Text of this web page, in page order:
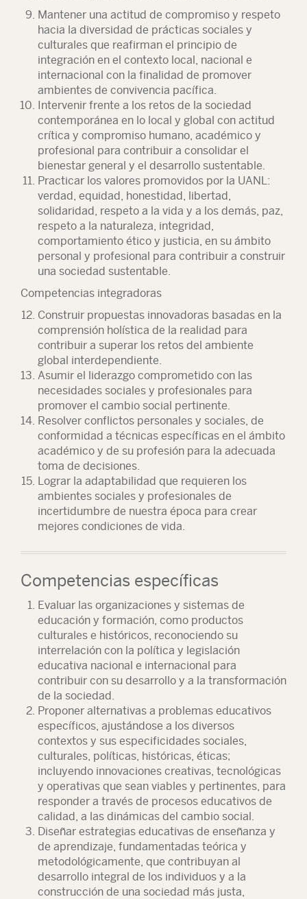
Mantener una actitud de compromiso y respeto
hacia la diversidad de prácticas sociales y
culturales que reafirman el principio de
integración en el contexto local, nacional e
internacional con la finalidad de promover
ambientes de convivencia pacífica.
Intervenir frente a los retos de la sociedad
contemporánea en lo local y global con actitud
crítica y compromiso humano, académico y
profesional para contribuir a consolidar el
bienestar general y el desarrollo sustentable.
Practicar los valores promovidos por la UANL:
verdad, equidad, honestidad, libertad,
solidaridad, respeto a la vida y a los demás, paz,
respeto a la naturaleza, integridad,
comportamiento ético y justicia, en su ámbito
personal y profesional para contribuir a construir
una sociedad sustentable.
Competencias integradoras
Construir propuestas innovadoras basadas en la
comprensión holística de la realidad para
contribuir a superar los retos del ambiente
global interdependiente.
Asumir el liderazgo comprometido con las
necesidades sociales y profesionales para
promover el cambio social pertinente.
Resolver conflictos personales y sociales, de
conformidad a técnicas específicas en el ámbito
académico y de su profesión para la adecuada
toma de decisiones.
Lograr la adaptabilidad que requieren los
ambientes sociales y profesionales de
incertidumbre de nuestra época para crear
mejores condiciones de vida.
Competencias específicas
Evaluar las organizaciones y sistemas de
educación y formación, como productos
culturales e históricos, reconociendo su
interrelación con la política y legislación
educativa nacional e internacional para
contribuir con su desarrollo y a la transformación
de la sociedad.
Proponer alternativas a problemas educativos
específicos, ajustándose a los diversos
contextos y sus especificidades sociales,
culturales, políticas, históricas, éticas;
incluyendo innovaciones creativas, tecnológicas
y operativas que sean viables y pertinentes, para
responder a través de procesos educativos de
calidad, a las dinámicas del cambio social.
Diseñar estrategias educativas de enseñanza y
de aprendizaje, fundamentadas teórica y
metodológicamente, que contribuyan al
desarrollo integral de los individuos y a la
construcción de una sociedad más justa,